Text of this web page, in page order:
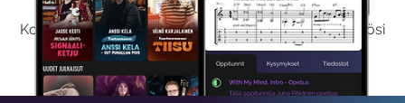
Kokeilemalla ilmaiseksi saat koko sisältömme käyttöösi
viikon ajaksi.